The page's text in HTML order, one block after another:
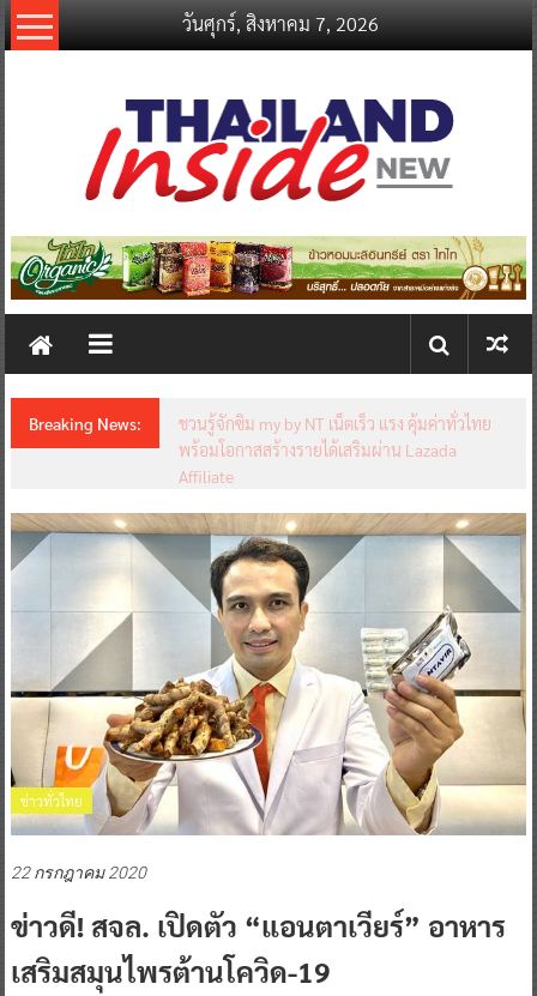
Skip
to
วันศุกร์, สิงหาคม 7, 2026
thailandinsidenew.com
Thailand
New
Breaking News:
ชวนรู้จักซิม my by NT เน็ตเร็ว แรง คุ้มค่าทั่วไทย
พร้อมโอกาสสร้างรายได้เสริมผ่าน Lazada
Affiliate
ข่าวทั่วไทย
22 กรกฎาคม 2020
ข่าวดี! สจล. เปิดตัว “แอนตาเวียร์” อาหาร
เสริมสมุนไพรต้านโควิด-19